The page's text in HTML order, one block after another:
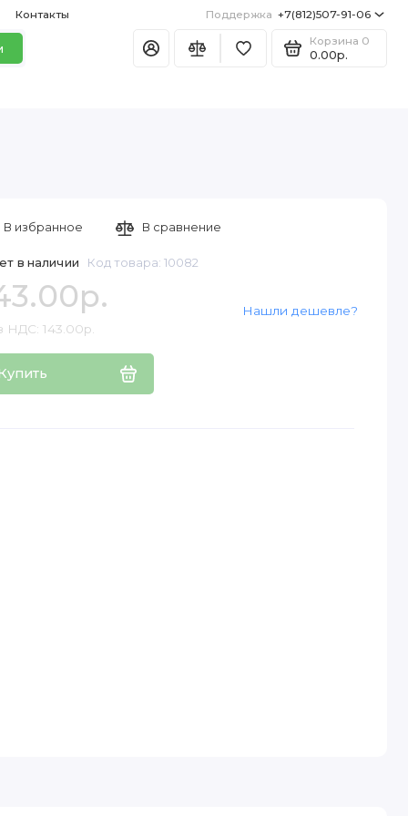
Контакты Поддержка +7(812)507-91-06
Корзина 0
0.00р.
в наличии Код товара: 10082
НДС: 143.00р.
Нашли дешевле?
В избранное В сравнение